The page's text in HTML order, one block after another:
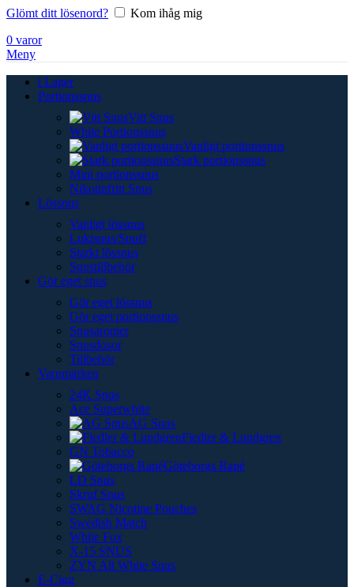
Glömt ditt lösenord?
Kom ihåg mig
0 varor
Meny
i Lager
Portionssnus
Vitt Snus
White Portionssnus
Vanligt portionssnus
Stark portionssnus
Mini portionssnus
Nikotinfritt Snus
Lössnus
Vanligt lössnus
Luktsnus/Snuff
Starkt lössnus
Snustillbehör
Gör eget snus
Gör eget lössnus
Gör eget portionssnus
Snusaromer
Snusdosor
Tillbehör
Varumärken
24K Snus
Ace Superwhite
AG Snus
Fiedler & Lundgren
GN Tobacco
Göteborgs Rapé
LD Snus
Skruf Snus
SWAG Nicotine Pouches
Swedish Match
White Fox
X-15 SNUS
ZYN All White Snus
E-Cigg